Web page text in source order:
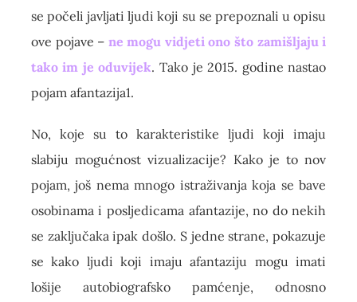
se počeli javljati ljudi koji su se prepoznali u opisu
ove pojave – ne mogu vidjeti ono što zamišljaju i
tako im je oduvijek. Tako je 2015. godine nastao
pojam afantazija1.
No, koje su to karakteristike ljudi koji imaju
slabiju mogućnost vizualizacije? Kako je to nov
pojam, još nema mnogo istraživanja koja se bave
osobinama i posljedicama afantazije, no do nekih
se zaključaka ipak došlo. S jedne strane, pokazuje
se kako ljudi koji imaju afantaziju mogu imati
lošije autobiografsko pamćenje, odnosno